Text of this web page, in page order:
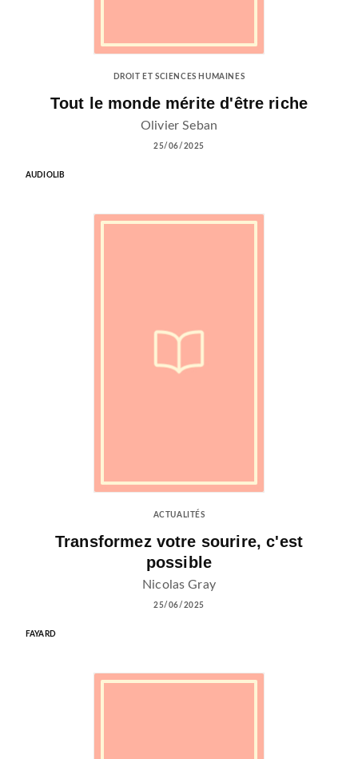
DROIT ET SCIENCES HUMAINES
Tout le monde mérite d'être riche
Olivier Seban
25/06/2025
AUDIOLIB
ACTUALITÉS
Transformez votre sourire, c'est
possible
Nicolas Gray
25/06/2025
FAYARD